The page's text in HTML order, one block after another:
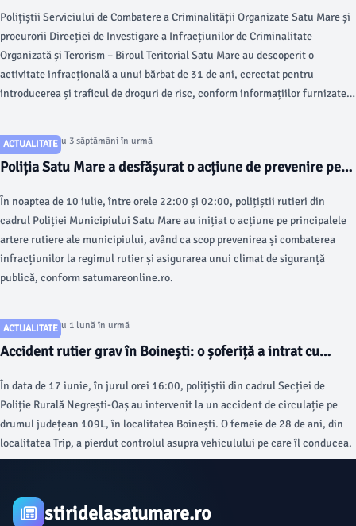
Polițiștii Serviciului de Combatere a Criminalității Organizate Satu Mare și
procurorii Direcției de Investigare a Infracțiunilor de Criminalitate
Organizată și Terorism – Biroul Teritorial Satu Mare au descoperit o
activitate infracțională a unui bărbat de 31 de ani, cercetat pentru
introducerea și traficul de droguri de risc, conform informațiilor furnizate
ACTUALITATE
Articol postat cu 3 săptămâni în urmă
Poliția Satu Mare a desfășurat o acțiune de prevenire pe
În noaptea de 10 iulie, între orele 22:00 și 02:00, polițiștii rutieri din
cadrul Poliției Municipiului Satu Mare au inițiat o acțiune pe principalele
artere rutiere ale municipiului, având ca scop prevenirea și combaterea
infracțiunilor la regimul rutier și asigurarea unui climat de siguranță
publică, conform satumareonline.ro.
ACTUALITATE
Articol postat cu 1 lună în urmă
Accident rutier grav în Boinești: o șoferiță a intrat cu
În data de 17 iunie, în jurul orei 16:00, polițiștii din cadrul Secției de
Poliție Rurală Negrești-Oaș au intervenit la un accident de circulație pe
drumul județean 109L, în localitatea Boinești. O femeie de 28 de ani, din
localitatea Trip, a pierdut controlul asupra vehiculului pe care îl conducea.
stiridelasatumare.ro